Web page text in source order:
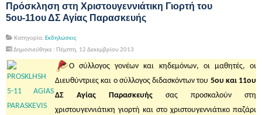
Πρόσκληση στη Χριστουγεννιάτικη Γιορτή του
5ου-11ου ΔΣ Αγίας Παρασκευής
Κατηγορία: Εκδηλώσεις
Δημοσιεύθηκε : Πέμπτη, 12 Δεκεμβρίου 2013
Ο σύλλογος γονέων και κηδεμόνων, οι μαθητές, οι
Διευθύντριες και ο σύλλογος διδασκόντων του 5ου και 11ου
ΔΣ Αγίας Παρασκευής σας προσκαλούν στη
χριστουγεννιάτικη γιορτή και στο χριστουγεννιάτικο παζάρι